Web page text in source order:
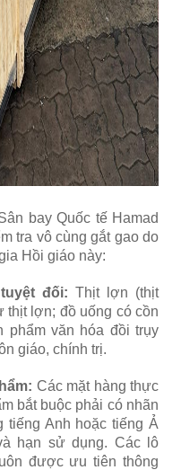
bay Quốc tế Hamad
tra vô cùng gắt gao do
Hồi giáo này:
đối: Thịt lợn (thịt
thịt lợn; đồ uống có cồn
phẩm văn hóa đồi trụy
giáo, chính trị.
Các mặt hàng thực
bắt buộc phải có nhãn
tiếng Anh hoặc tiếng Ả
hạn sử dụng. Các lô
được ưu tiên thông